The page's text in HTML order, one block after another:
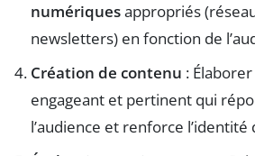
numériquesappropriés
newsletters) en fonction de
Création de contenu :
engageant et pertinent qui
l’audience et renforce